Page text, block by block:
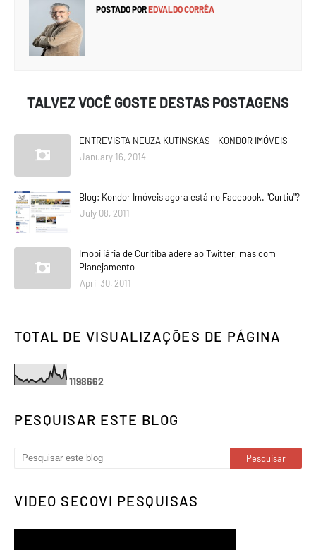
POSTADO POREDVALDO CORRÊA
TALVEZ VOCÊ GOSTE DESTAS POSTAGENS
ENTREVISTA NEUZA KUTINSKAS - KONDOR IMÓVEIS
January 16, 2014
Blog: Kondor Imóveis agora está no Facebook. "Curtiu"?
July 08, 2011
Imobiliária de Curitiba adere ao Twitter, mas com
Planejamento
April 30, 2011
TOTAL DE VISUALIZAÇÕES DE PÁGINA
1198662
PESQUISAR ESTE BLOG
VIDEO SECOVI PESQUISAS